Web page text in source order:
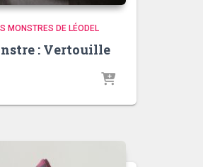
MONSTRES DE LÉODEL
: Vertouille